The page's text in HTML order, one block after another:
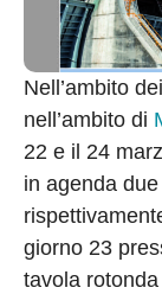
Nell’ambito
nell’ambito di
22 e il 24
in agenda
giorno 23
tavola rotonda